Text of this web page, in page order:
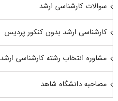
سوالات کارشناسی ارشد
کارشناسی ارشد بدون کنکور پردیس
مشاوره انتخاب رشته کارشناسی ارشد
مصاحبه دانشگاه شاهد